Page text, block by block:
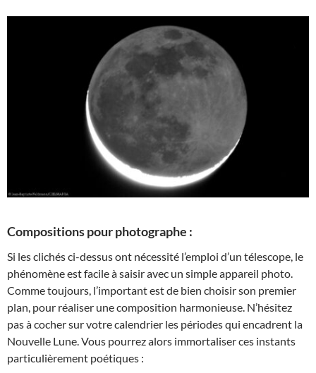
Compositions pour photographe :
Si les clichés ci-dessus ont nécessité l’emploi d’un télescope, le
phénomène est facile à saisir avec un simple appareil photo.
Comme toujours, l’important est de bien choisir son premier
plan, pour réaliser une composition harmonieuse. N’hésitez
pas à cocher sur votre calendrier les périodes qui encadrent la
Nouvelle Lune. Vous pourrez alors immortaliser ces instants
particulièrement poétiques :